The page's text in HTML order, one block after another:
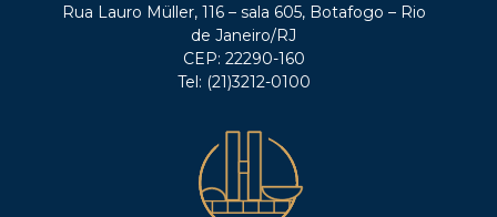
Rua Lauro Müller, 116 – sala 605, Botafogo – Rio
de Janeiro/RJ
CEP: 22290-160
Tel: (21)3212-0100